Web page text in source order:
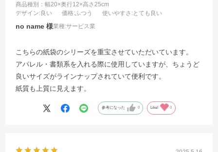
商品種別：幅20×奥行12×高さ25cm
デザイン:良い 価格:ふつう 使いやすさ :とても良い
no name 業種:サービス業
こちらの紙袋のシリーズを重宝させていただいています。
アパレル・書類系を入れる際に使用していますが、ちょうど
良いサイズがラインナップされていて便利です。
紙質も上質に見えます。
参考になった 0 Like! 0